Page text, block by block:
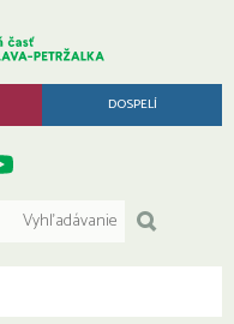
DOSPELÍ